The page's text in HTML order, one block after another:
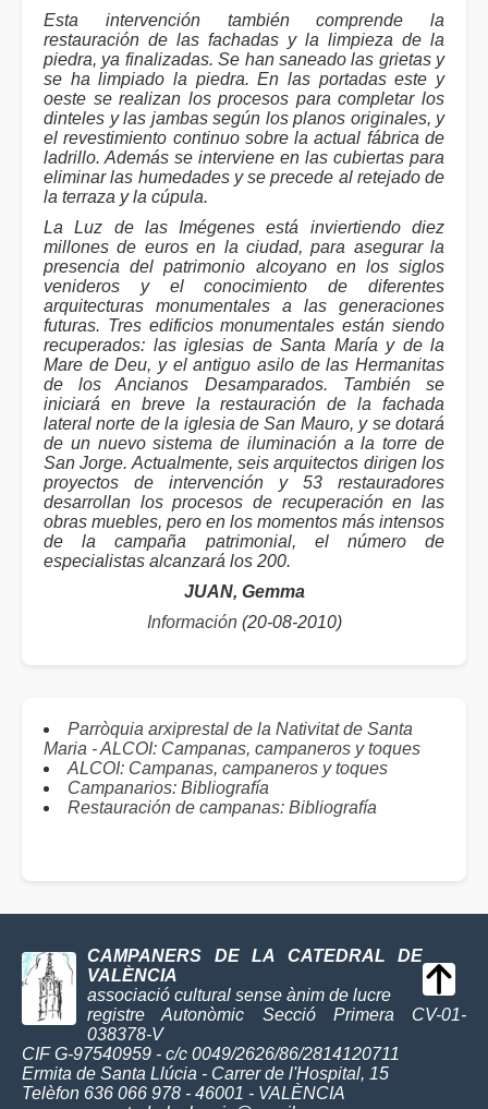
Esta intervención también comprende la
restauración de las fachadas y la limpieza de la
piedra, ya finalizadas. Se han saneado las grietas y
se ha limpiado la piedra. En las portadas este y
oeste se realizan los procesos para completar los
dinteles y las jambas según los planos originales, y
el revestimiento continuo sobre la actual fábrica de
ladrillo. Además se interviene en las cubiertas para
eliminar las humedades y se precede al retejado de
la terraza y la cúpula.
La Luz de las Imégenes está inviertiendo diez
millones de euros en la ciudad, para asegurar la
presencia del patrimonio alcoyano en los siglos
venideros y el conocimiento de diferentes
arquitecturas monumentales a las generaciones
futuras. Tres edificios monumentales están siendo
recuperados: las iglesias de Santa María y de la
Mare de Deu, y el antiguo asilo de las Hermanitas
de los Ancianos Desamparados. También se
iniciará en breve la restauración de la fachada
lateral norte de la iglesia de San Mauro, y se dotará
de un nuevo sistema de iluminación a la torre de
San Jorge. Actualmente, seis arquitectos dirigen los
proyectos de intervención y 53 restauradores
desarrollan los procesos de recuperación en las
obras muebles, pero en los momentos más intensos
de la campaña patrimonial, el número de
especialistas alcanzará los 200.
JUAN, Gemma
Información(20-08-2010)
Parròquia arxiprestal de la Nativitat de Santa
Maria - ALCOI: Campanas, campaneros y toques
ALCOI: Campanas, campaneros y toques
Campanarios: Bibliografía
Restauración de campanas: Bibliografía
CAMPANERS DE LA CATEDRAL DE
VALÈNCIA
associació cultural sense ànim de lucre
registre Autonòmic Secció Primera CV-01-
038378-V
CIF G-97540959 - c/c 0049/2626/86/2814120711
Ermita de Santa Llúcia - Carrer de l'Hospital, 15
Telèfon 636 066 978 - 46001 - VALÈNCIA